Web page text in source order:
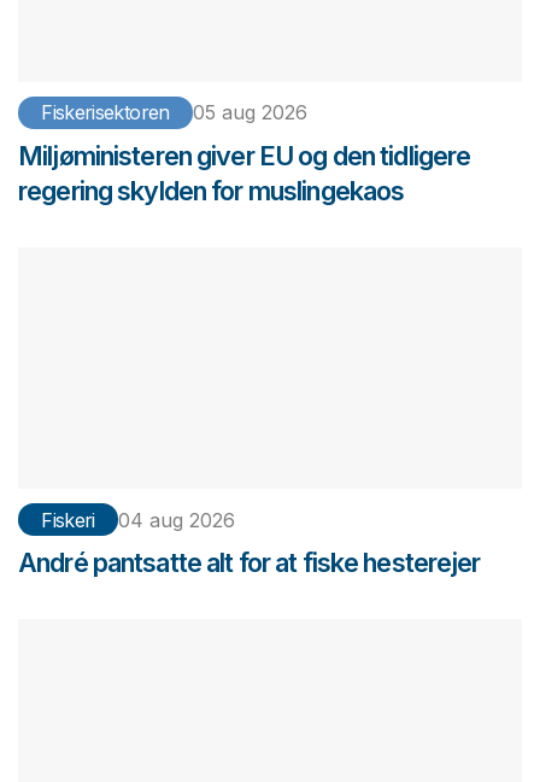
Fiskerisektoren 05 aug 2026
Miljøministeren giver EU og den tidligere
regering skylden for muslingekaos
Fiskeri 04 aug 2026
André pantsatte alt for at fiske hesterejer